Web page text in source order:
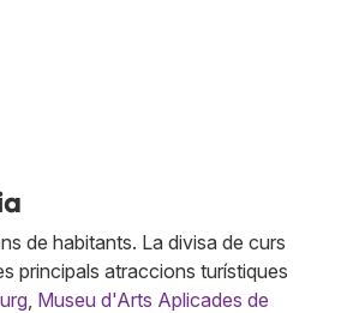
de habitants. La divisa de curs
principals atraccions turístiques
Museu d'Arts Aplicades de